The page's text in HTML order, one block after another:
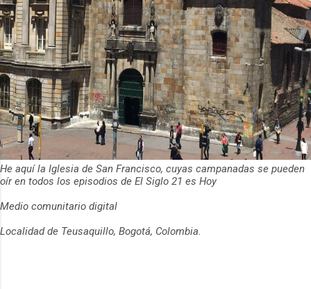
He aquí la Iglesia de San Francisco, cuyas campanadas se pueden
oír en todos los episodios de El Siglo 21 es Hoy
Medio comunitario digital
Localidad de Teusaquillo, Bogotá, Colombia.